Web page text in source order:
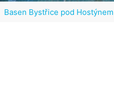
Basen Bystřice pod Hostýnem